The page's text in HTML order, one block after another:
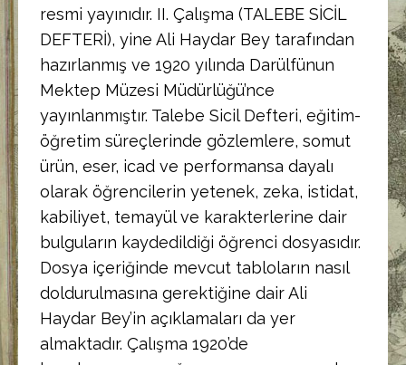
resmi yayınıdır. II. Çalışma (TALEBE SİCİL
DEFTERİ), yine Ali Haydar Bey tarafından
hazırlanmış ve 1920 yılında Darülfünun
Mektep Müzesi Müdürlüğü’nce
yayınlanmıştır. Talebe Sicil Defteri, eğitim-
öğretim süreçlerinde gözlemlere, somut
ürün, eser, icad ve performansa dayalı
olarak öğrencilerin yetenek, zeka, istidat,
kabiliyet, temayül ve karakterlerine dair
bulguların kaydedildiği öğrenci dosyasıdır.
Dosya içeriğinde mevcut tabloların nasıl
doldurulmasına gerektiğine dair Ali
Haydar Bey’in açıklamaları da yer
almaktadır. Çalışma 1920’de